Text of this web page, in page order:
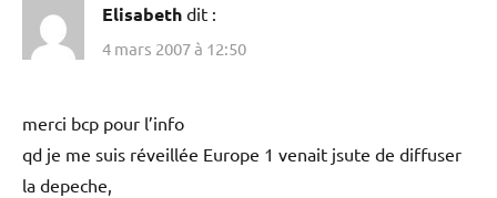
Elisabeth dit :
4 mars 2007 à 12:50
merci bcp pour l’info
qd je me suis réveillée Europe 1 venait jsute de diffuser
la depeche,